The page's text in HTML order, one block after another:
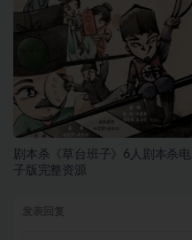
剧本杀《草台班子》6人剧本杀电
子版完整资源